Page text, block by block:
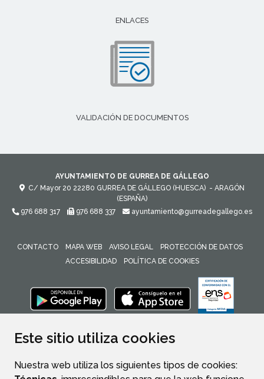
Este sitio utiliza cookies
Nuestra web utiliza los siguientes tipos de cookies:
ENLACES
VALIDACIÓN DE DOCUMENTOS
AYUNTAMIENTO DE GURREA DE GÁLLEGO
C/ Mayor 20 22280 GURREA DE GÁLLEGO (HUESCA) - ARAGÓN
(ESPAÑA)
976 688 317
976 688 337 ayuntamiento@gurreadegallego.es
CONTACTO MAPA WEB AVISO LEGAL
PROTECCIÓN DE DATOS
ACCESIBILIDAD
POLÍTICA DE COOKIES